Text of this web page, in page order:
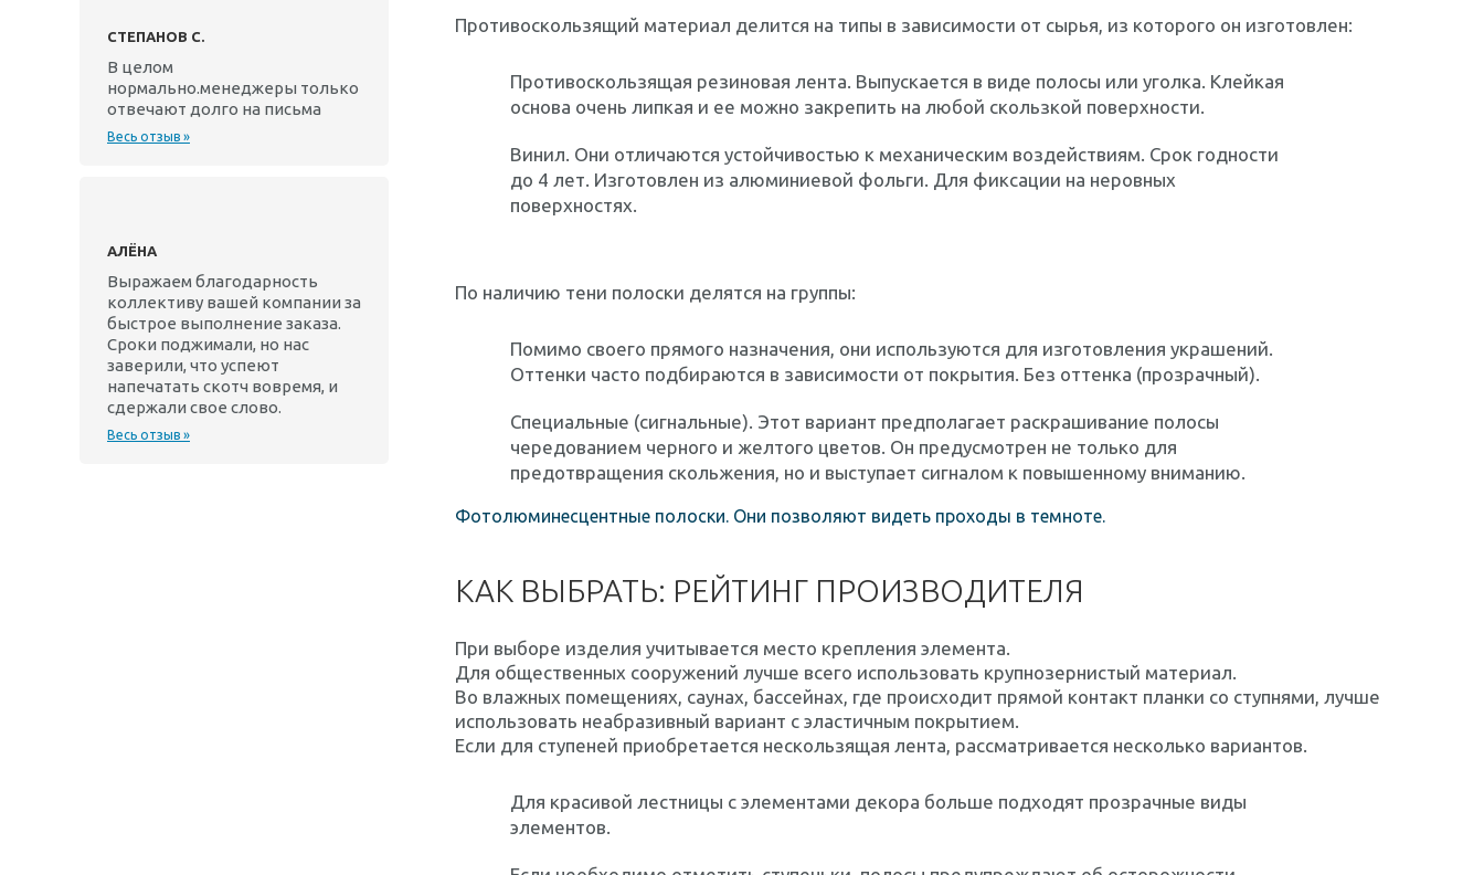
СТЕПАНОВ С.
В целом
нормально.менеджеры только
отвечают долго на письма
Весь отзыв »
АЛЁНА
Выражаем благодарность
коллективу вашей компании за
быстрое выполнение заказа.
Сроки поджимали, но нас
заверили, что успеют
напечатать скотч вовремя, и
сдержали свое слово.
Весь отзыв »
Противоскользящий материал делится на типы в зависимости от сырья, из которого он изготовлен:
Противоскользящая резиновая лента. Выпускается в виде полосы или уголка. Клейкая
основа очень липкая и ее можно закрепить на любой скользкой поверхности.
Винил. Они отличаются устойчивостью к механическим воздействиям. Срок годности
до 4 лет. Изготовлен из алюминиевой фольги. Для фиксации на неровных
поверхностях.
По наличию тени полоски делятся на группы:
Помимо своего прямого назначения, они используются для изготовления украшений.
Оттенки часто подбираются в зависимости от покрытия. Без оттенка (прозрачный).
Специальные (сигнальные). Этот вариант предполагает раскрашивание полосы
чередованием черного и желтого цветов. Он предусмотрен не только для
предотвращения скольжения, но и выступает сигналом к ​​повышенному вниманию.
Фотолюминесцентные полоски. Они позволяют видеть проходы в темноте.
КАК ВЫБРАТЬ: РЕЙТИНГ ПРОИЗВОДИТЕЛЯ
При выборе изделия учитывается место крепления элемента.
Для общественных сооружений лучше всего использовать крупнозернистый материал.
Во влажных помещениях, саунах, бассейнах, где происходит прямой контакт планки со ступнями, лучше
использовать неабразивный вариант с эластичным покрытием.
Если для ступеней приобретается нескользящая лента, рассматривается несколько вариантов.
Для красивой лестницы с элементами декора больше подходят прозрачные виды
элементов.